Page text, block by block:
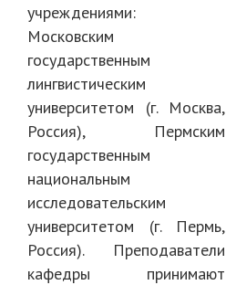
учреждениями:
Московским
государственным
лингвистическим
университетом (г. Москва,
Россия), Пермским
государственным
национальным
исследовательским
университетом (г. Пермь,
Россия). Преподаватели
кафедры принимают